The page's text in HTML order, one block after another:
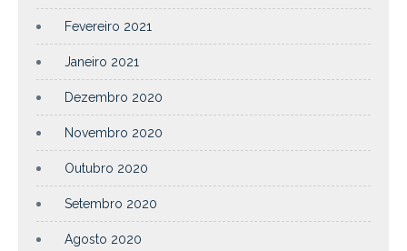
Fevereiro 2021
Janeiro 2021
Dezembro 2020
Novembro 2020
Outubro 2020
Setembro 2020
Agosto 2020